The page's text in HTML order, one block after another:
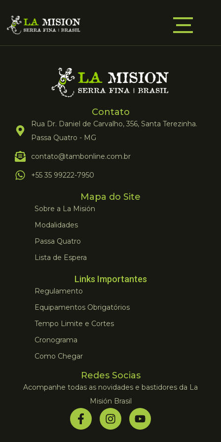
Contato
Rua Dr. Daniel de Carvalho, 356, Santa Terezinha.
Passa Quatro - MG
contato@tambonline.com.br
+55 35 99222-7950
Mapa do Site
Sobre a La Misión
Modalidades
Passa Quatro
Lista de Espera
Links Importantes
Regulamento
Equipamentos Obrigatórios
Tempo Limite e Cortes
Cronograma
Como Chegar
Redes Socias
Acompanhe todas as novidades e bastidores da La
Misión Brasil